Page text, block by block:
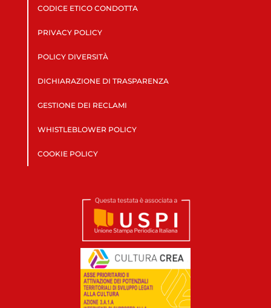
CODICE ETICO CONDOTTA
PRIVACY POLICY
POLICY DIVERSITÀ
DICHIARAZIONE DI TRASPARENZA
GESTIONE DEI RECLAMI
WHISTLEBLOWER POLICY
COOKIE POLICY